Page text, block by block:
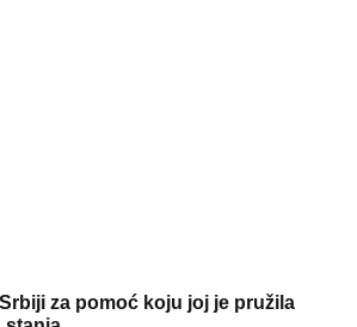
za pomoć koju joj je pružila